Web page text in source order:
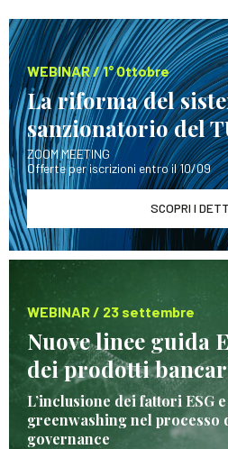
WEBINAR / 1° Ottobre
La riforma del
sanzionatorio del
ZOOM MEETING
Offerte per iscrizioni entro il 10/09
SCOPRI I
WEBINAR / 23 settembre
Nuove linee guida
dei prodotti
L’inclusione dei fattori ESG
greenwashing nel processo
governance